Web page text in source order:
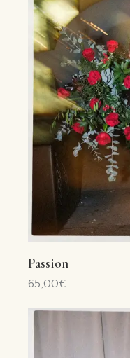
Passion
65,00€